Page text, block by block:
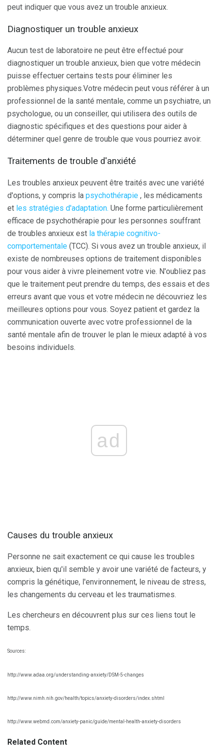
peut indiquer que vous avez un trouble anxieux.
Diagnostiquer un trouble anxieux
Aucun test de laboratoire ne peut être effectué pour
diagnostiquer un trouble anxieux, bien que votre médecin
puisse effectuer certains tests pour éliminer les
problèmes physiques.Votre médecin peut vous référer à un
professionnel de la santé mentale, comme un psychiatre, un
psychologue, ou un conseiller, qui utilisera des outils de
diagnostic spécifiques et des questions pour aider à
déterminer quel genre de trouble que vous pourriez avoir.
Traitements de trouble d'anxiété
Les troubles anxieux peuvent être traités avec une variété
d'options, y compris la psychothérapie , les médicaments
et les stratégies d'adaptation. Une forme particulièrement
efficace de psychothérapie pour les personnes souffrant
de troubles anxieux est la thérapie cognitivo-
comportementale (TCC). Si vous avez un trouble anxieux, il
existe de nombreuses options de traitement disponibles
pour vous aider à vivre pleinement votre vie. N'oubliez pas
que le traitement peut prendre du temps, des essais et des
erreurs avant que vous et votre médecin ne découvriez les
meilleures options pour vous. Soyez patient et gardez la
communication ouverte avec votre professionnel de la
santé mentale afin de trouver le plan le mieux adapté à vos
besoins individuels.
ad
Causes du trouble anxieux
Personne ne sait exactement ce qui cause les troubles
anxieux, bien qu'il semble y avoir une variété de facteurs, y
compris la génétique, l'environnement, le niveau de stress,
les changements du cerveau et les traumatismes.
Les chercheurs en découvrent plus sur ces liens tout le
temps.
Sources:
http://www.adaa.org/understanding-anxiety/DSM-5-changes
http://www.nimh.nih.gov/health/topics/anxiety-disorders/index.shtml
http://www.webmd.com/anxiety-panic/guide/mental-health-anxiety-disorders
Related Content